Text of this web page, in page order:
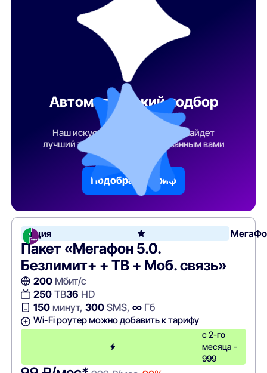
Автоматический подбор
тарифа
Наш искусственный интеллект найдет
лучший тарифный план по указанным вами
Подобрать тариф
Акция
Пакет «Мегафон 5.0.
Безлимит+ + ТВ + Моб. связь»
200Мбит/с
250ТВ36 HD
150минут, 300SMS, ∞Гб
Wi-Fi роутер можно добавить к тарифу
с 2-го
месяца -
999